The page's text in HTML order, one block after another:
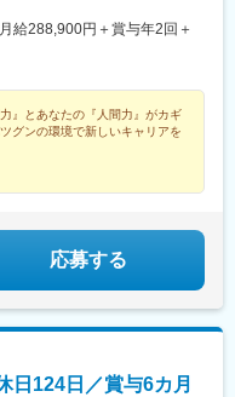
給288,900円＋賞与年2回＋
』とあなたの『人間力』がカギ
グンの環境で新しいキャリアを
応募する
日124日／賞与6カ月